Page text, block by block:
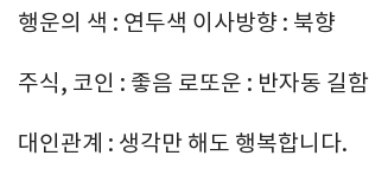
행운의 색 : 연두색 이사방향 : 북향
주식, 코인 : 좋음 로또운 : 반자동 길함
대인관계 : 생각만 해도 행복합니다.